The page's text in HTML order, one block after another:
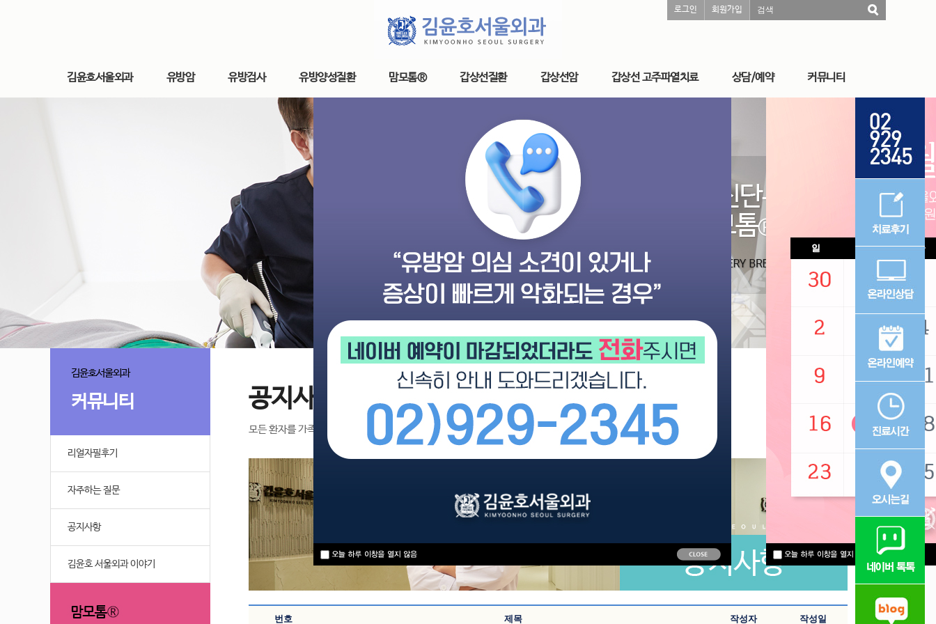
로그인 회원가입 검색
김윤호서울외과 유방암 유방검사 유방양성질환 맘모톰® 갑상선질환 갑상선암 갑상선 고주파열치료 상담/예약 커뮤니티
김윤호서울외과
커뮤니티
리얼자필후기
자주하는 질문
공지사항
김윤호 서울외과 이야기
공지사항
모든 환자를 가족을 대하는 마음으로 진찰하여 항상 편안한 병원이 되도록 노력하겠습니다.
번호 제목 작성자 작성일